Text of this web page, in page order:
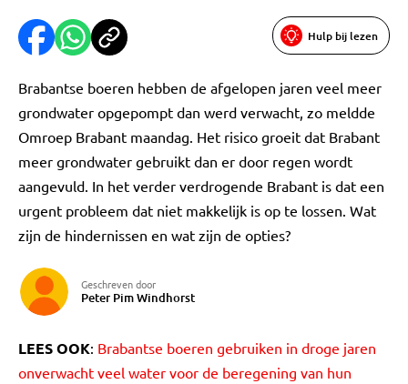
Hulp bij lezen
Brabantse boeren hebben de afgelopen jaren veel meer
grondwater opgepompt dan werd verwacht, zo meldde
Omroep Brabant maandag. Het risico groeit dat Brabant
meer grondwater gebruikt dan er door regen wordt
aangevuld. In het verder verdrogende Brabant is dat een
urgent probleem dat niet makkelijk is op te lossen. Wat
zijn de hindernissen en wat zijn de opties?
Geschreven door
Peter Pim Windhorst
LEES OOK: Brabantse boeren gebruiken in droge jaren
onverwacht veel water voor de beregening van hun